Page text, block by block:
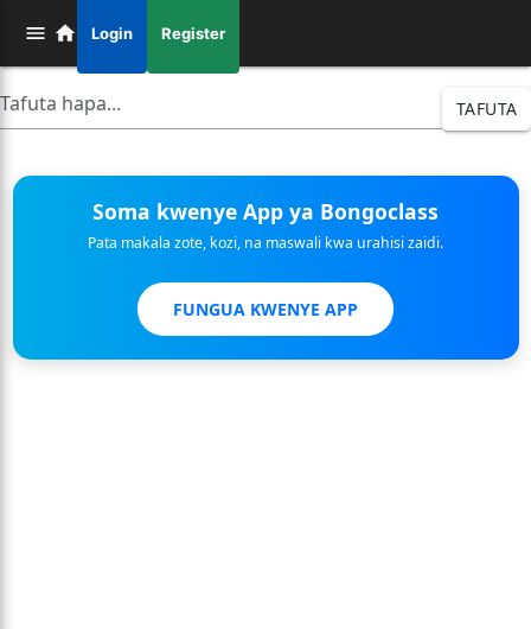
Login Register
TAFUTA
Soma kwenye App ya Bongoclass
Pata makala zote, kozi, na maswali kwa urahisi zaidi.
FUNGUA KWENYE APP